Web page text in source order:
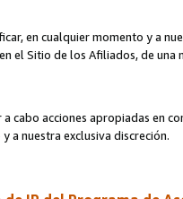
en cualquier momento y a
el Sitio de los Afiliados, de
cabo acciones apropiadas en
a nuestra exclusiva discreción.